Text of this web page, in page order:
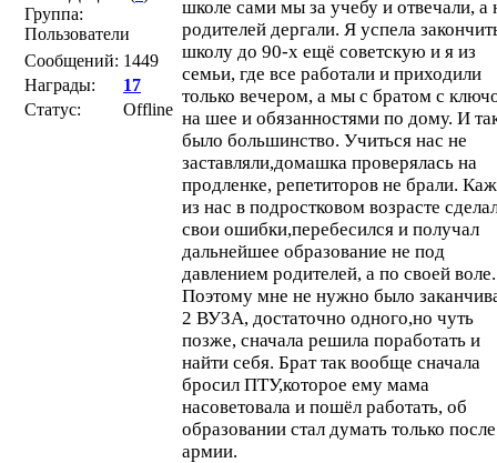
Группа:
Пользователи
Сообщений: 1449
Награды:
17
Статус:
Offline
школе сами мы за учебу и отвечали, а
родителей дергали. Я успела
школу до 90-х ещё советскую и я из
семьи, где все работали и приходили
только вечером, а мы с братом с
на шее и обязанностями по дому. И
было большинство. Учиться нас не
заставляли,домашка проверялась на
продленке, репетиторов не брали.
из нас в подростковом возрасте
свои ошибки,перебесился и получал
дальнейшее образование не под
давлением родителей, а по своей воле.
Поэтому мне не нужно было
2 ВУЗА, достаточно одного,но чуть
позже, сначала решила поработать и
найти себя. Брат так вообще сначала
бросил ПТУ,которое ему мама
насоветовала и пошёл работать, об
образовании стал думать только после
армии.